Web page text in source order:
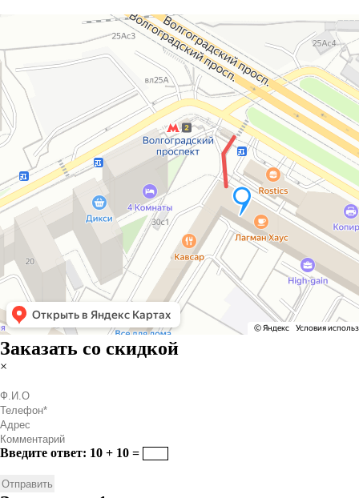
Заказать со скидкой
×
Введите ответ: 10 + 10 =